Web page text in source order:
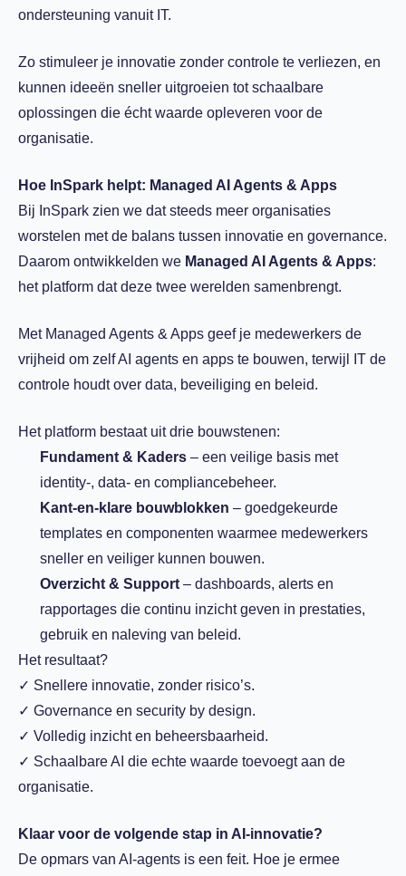
ondersteuning vanuit IT.
Zo stimuleer je innovatie zonder controle te verliezen, en
kunnen ideeën sneller uitgroeien tot schaalbare
oplossingen die écht waarde opleveren voor de
organisatie.
Hoe InSpark helpt: Managed AI Agents & Apps
Bij InSpark zien we dat steeds meer organisaties
worstelen met de balans tussen innovatie en governance.
Daarom ontwikkelden we Managed AI Agents & Apps:
het platform dat deze twee werelden samenbrengt.
Met Managed Agents & Apps geef je medewerkers de
vrijheid om zelf AI agents en apps te bouwen, terwijl IT de
controle houdt over data, beveiliging en beleid.
Het platform bestaat uit drie bouwstenen:
Fundament & Kaders – een veilige basis met
identity-, data- en compliancebeheer.
Kant-en-klare bouwblokken – goedgekeurde
templates en componenten waarmee medewerkers
sneller en veiliger kunnen bouwen.
Overzicht & Support – dashboards, alerts en
rapportages die continu inzicht geven in prestaties,
gebruik en naleving van beleid.
Het resultaat?
✓ Snellere innovatie, zonder risico’s.
✓ Governance en security by design.
✓ Volledig inzicht en beheersbaarheid.
✓ Schaalbare AI die echte waarde toevoegt aan de
organisatie.
Klaar voor de volgende stap in AI-innovatie?
De opmars van AI-agents is een feit. Hoe je ermee